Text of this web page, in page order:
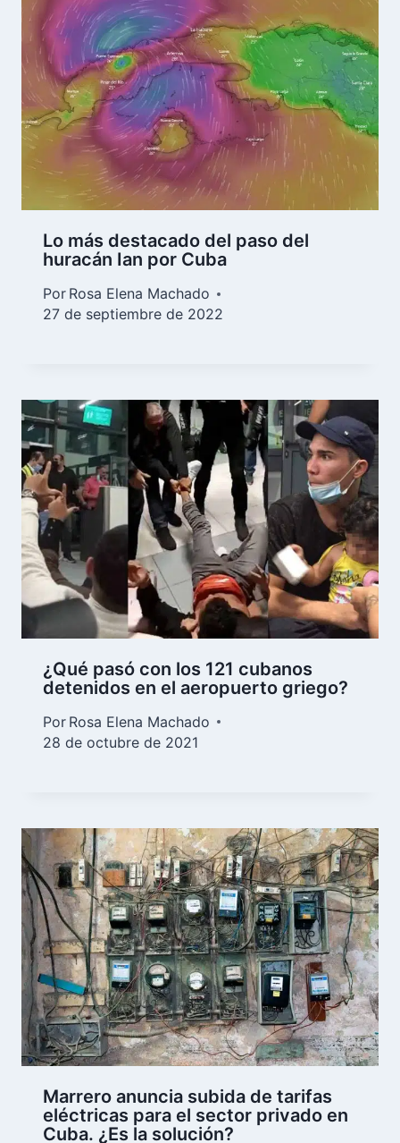
Lo más destacado del paso del
huracán Ian por Cuba
Por Rosa Elena Machado
27 de septiembre de 2022
¿Qué pasó con los 121 cubanos
detenidos en el aeropuerto griego?
Por Rosa Elena Machado
28 de octubre de 2021
Marrero anuncia subida de tarifas
eléctricas para el sector privado en
Cuba. ¿Es la solución?